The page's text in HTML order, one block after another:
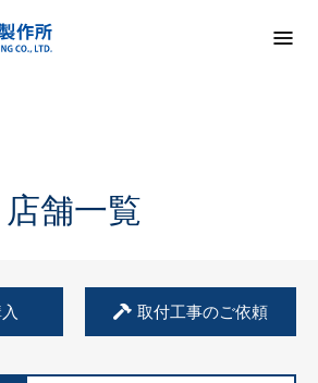
報
店舗一覧
取付工事のご依頼